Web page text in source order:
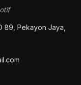
89, Pekayon Jaya,